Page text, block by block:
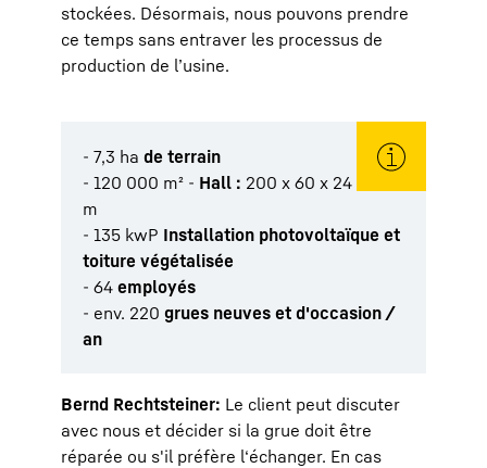
stockées. Désormais, nous pouvons prendre
ce temps sans entraver les processus de
production de l’usine.
- 7,3 ha de terrain
- 120 000 m² - Hall : 200 x 60 x 24
m
- 135 kwP Installation photovoltaïque et
toiture végétalisée
- 64 employés
- env. 220 grues neuves et d'occasion /
an
Bernd Rechtsteiner: Le client peut discuter
avec nous et décider si la grue doit être
réparée ou s'il préfère l‘échanger. En cas